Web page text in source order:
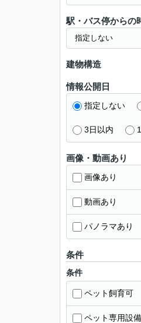
駅・バス停からの
建物構造
情報公開日
指定しない
3日以内
画像・動画あり
画像あり
動画あり
パノラマあり
条件
条件
ペット飼育可
ペット専用設備